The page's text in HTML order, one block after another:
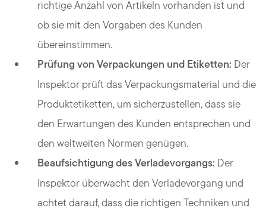
richtige Anzahl von Artikeln vorhanden ist und
ob sie mit den Vorgaben des Kunden
übereinstimmen.
Prüfung von Verpackungen und Etiketten: Der
Inspektor prüft das Verpackungsmaterial und die
Produktetiketten, um sicherzustellen, dass sie
den Erwartungen des Kunden entsprechen und
den weltweiten Normen genügen.
Beaufsichtigung des Verladevorgangs: Der
Inspektor überwacht den Verladevorgang und
achtet darauf, dass die richtigen Techniken und